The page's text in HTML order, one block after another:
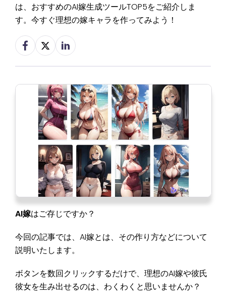
は、おすすめのAI嫁生成ツールTOP5をご紹介しま
す。今すぐ理想の嫁キャラを作ってみよう！
AI嫁はご存じですか？
今回の記事では、AI嫁とは、その作り方などについて
説明いたします。
ボタンを数回クリックするだけで、理想のAI嫁や彼氏
彼女を生み出せるのは、わくわくと思いませんか？